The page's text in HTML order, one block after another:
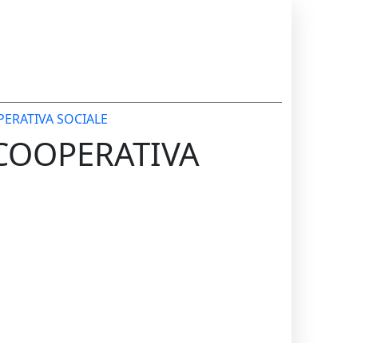
SOCIALE